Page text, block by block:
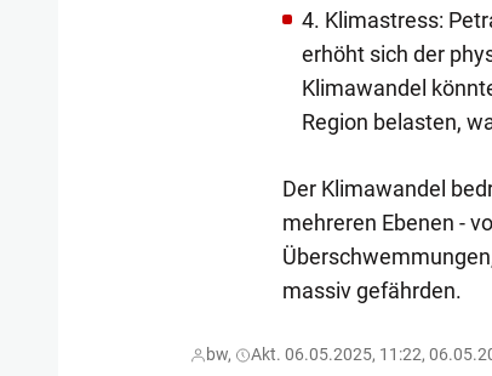
4. Klimastress:
erhöht sich der
Klimawandel
Region belasten,
Der Klimawandel
mehreren Ebenen -
massiv gefährden.
bw, Akt. 06.05.2025, 11:22,